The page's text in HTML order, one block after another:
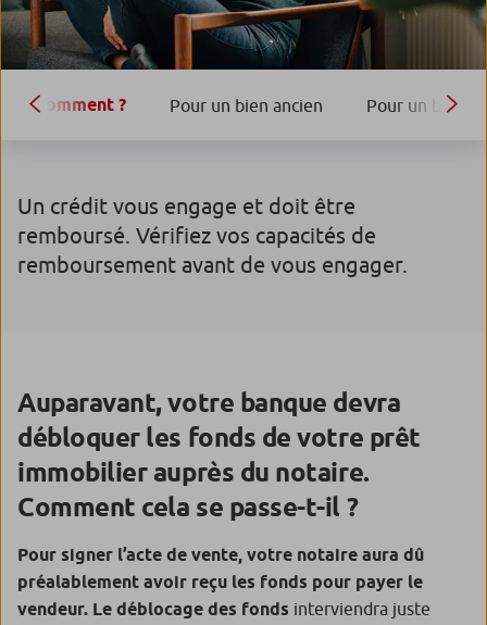
Comment ? Pour un bien ancien Pour un bien
Un crédit vous engage et doit être
remboursé. Vérifiez vos capacités de
remboursement avant de vous engager.
Auparavant, votre banque devra
débloquer les fonds de votre prêt
immobilier auprès du notaire.
Comment cela se passe-t-il ?
Pour signer l’acte de vente, votre notaire aura dû
préalablement avoir reçu les fonds pour payer le
vendeur. Le déblocage des fonds interviendra juste